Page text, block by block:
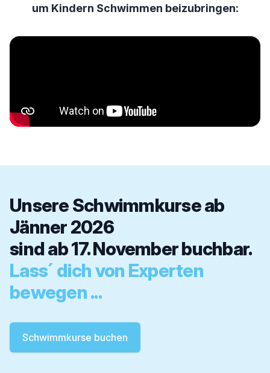
um Kindern Schwimmen beizubringen:
Unsere Schwimmkurse ab
Jänner 2026
sind ab 17. November buchbar.
Lass´ dich von Experten
bewegen ...
Schwimmkurse buchen